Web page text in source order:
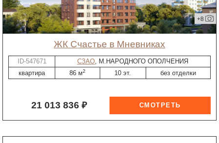
+8
ЖК Счастье в Мневниках
ID-547671 СЗАО, М.НАРОДНОГО ОПОЛЧЕНИЯ
квартира
86 м2 10 эт. без отделки
21 013 836 ₽